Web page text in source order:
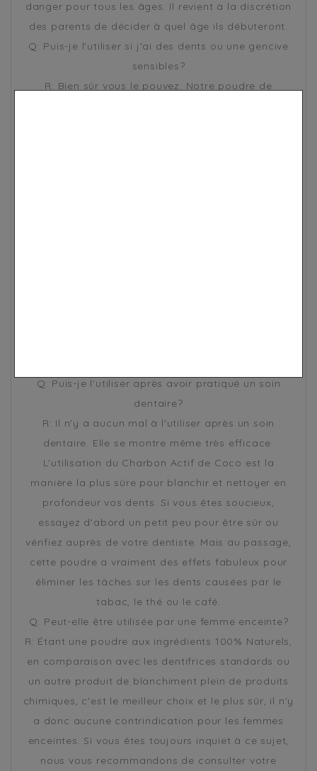
danger pour tous les âges. Il revient à la discrétion
des parents de décider à quel âge ils débuteront.
Q: Puis-je l'utiliser si j'ai des dents ou une gencive
sensibles?
R: Bien sûr vous le pouvez. Notre poudre de
Q: Puis-je l'utiliser après avoir pratiqué un soin
dentaire?
R: Il n'y a aucun mal à l'utiliser après un soin
dentaire. Elle se montre même très efficace.
L'utilisation du Charbon Actif de Coco est la
manière la plus sûre pour blanchir et nettoyer en
profondeur vos dents. Si vous êtes soucieux,
essayez d'abord un petit peu pour être sûr ou
vérifiez auprès de votre dentiste. Mais au passage,
cette poudre a vraiment des effets fabuleux pour
éliminer les tâches sur les dents causées par le
tabac, le thé ou le café.
Q: Peut-elle être utilisée par une femme enceinte?
R: Étant une poudre aux ingrédients 100% Naturels,
en comparaison avec les dentifrices standards ou
un autre produit de blanchiment plein de produits
chimiques, c'est le meilleur choix et le plus sûr, il n'y
a donc aucune contrindication pour les femmes
enceintes. Si vous êtes toujours inquiet à ce sujet,
nous vous recommandons de consulter votre